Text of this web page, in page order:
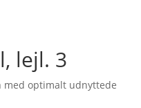
lejl. 3
med optimalt udnyttede